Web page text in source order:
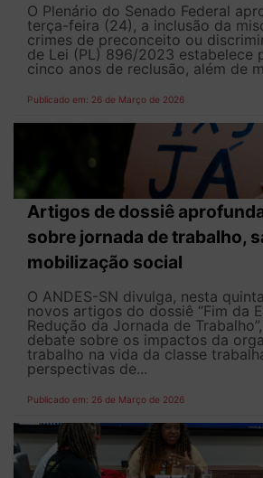
O Plenário do Senado Federal
terça-feira (24), a inclusão da
crimes de preconceito ou
de Lei (PL) 896/2023 estabelece
cinco anos de reclusão, além de
Publicado em: 26 de Março de 2026
Artigos de dossiê
sobre jornada de trabalho,
mobilização social
O ANDES-SN divulga, nesta
novos artigos do dossiê “Fim da
Redução da Jornada de
debate sobre os impactos da
trabalho na vida da classe
perspectivas de...
Publicado em: 26 de Março de 2026